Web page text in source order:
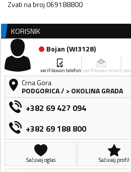
Zvati na broj 069188800
KORISNIK
Bojan (WI3128)
verifikovan telefon verifikovan email
Crna Gora
PODGORICA/ > OKOLINA GRADA
+382 69 427 094
+382 69 188 800
Sačuvaj oglas Sačuvaj profil